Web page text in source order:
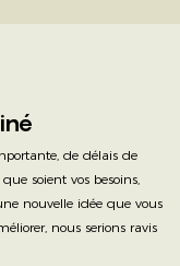
de délais de
soient vos besoins,
nouvelle idée que vous
nous serions ravis